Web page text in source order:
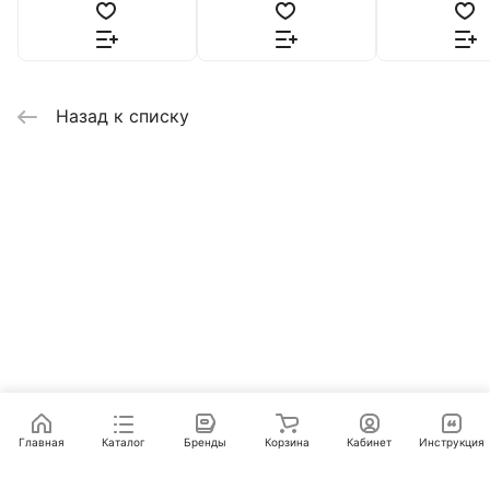
Назад к списку
Главная Каталог Бренды Корзина Кабинет Инструкция